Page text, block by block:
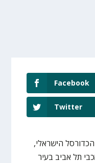
Facebook
Twitter
הישראלי,
תל אביב בעיר